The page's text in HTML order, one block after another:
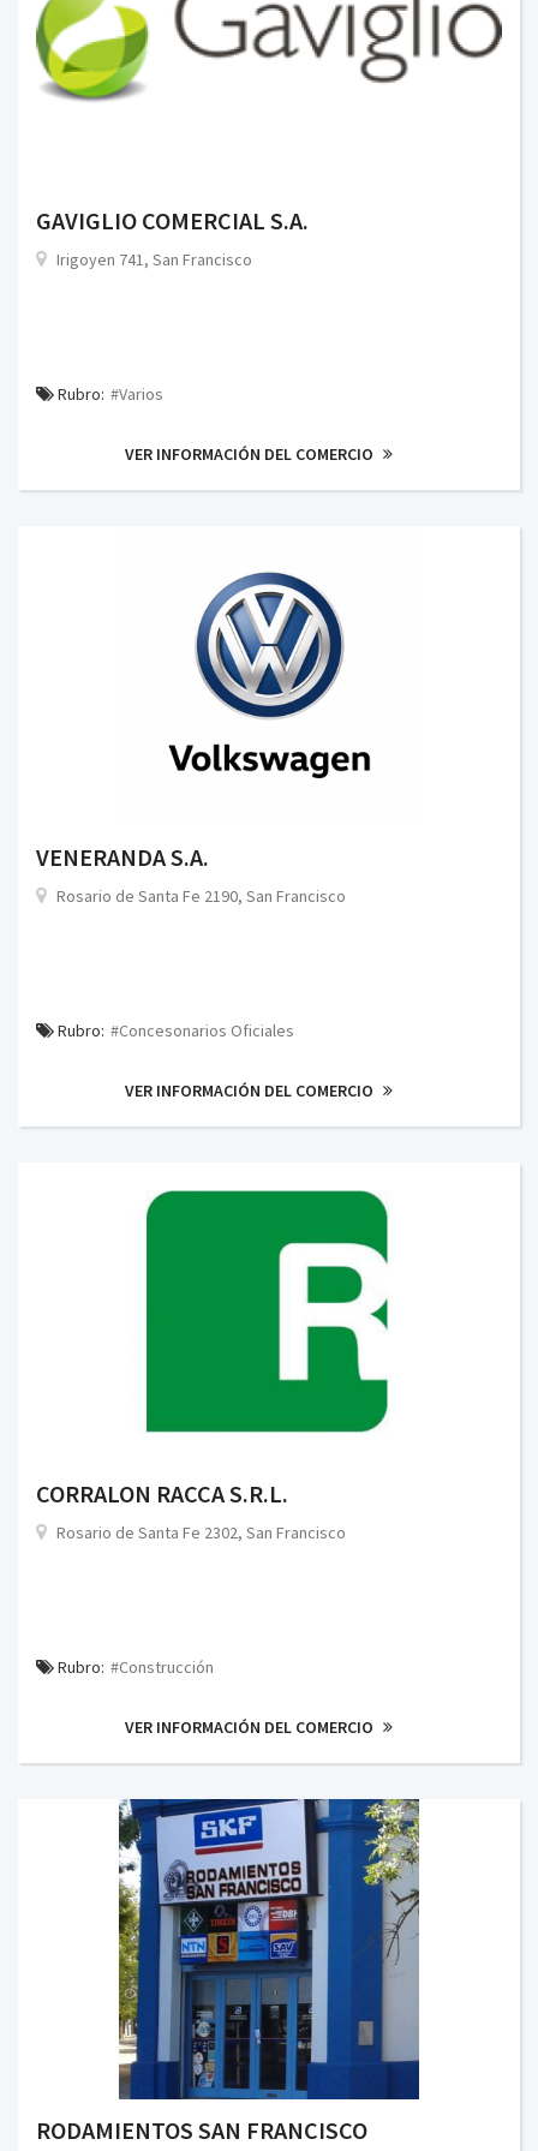
GAVIGLIO COMERCIAL S.A.
Irigoyen 741, San Francisco
Rubro: #Varios
VER INFORMACIÓN DEL COMERCIO
VENERANDA S.A.
Rosario de Santa Fe 2190, San Francisco
Rubro: #Concesonarios Oficiales
VER INFORMACIÓN DEL COMERCIO
CORRALON RACCA S.R.L.
Rosario de Santa Fe 2302, San Francisco
Rubro: #Construcción
VER INFORMACIÓN DEL COMERCIO
RODAMIENTOS SAN FRANCISCO